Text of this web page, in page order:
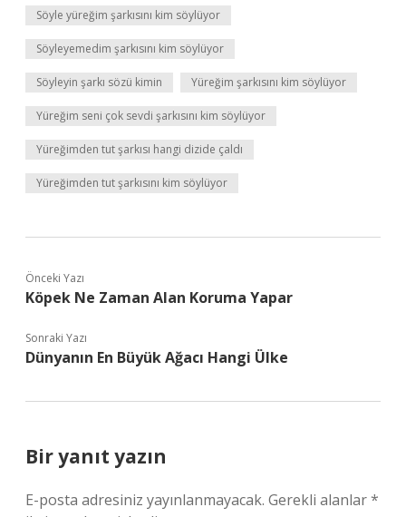
Söyle yüreğim şarkısını kim söylüyor
Söyleyemedim şarkısını kim söylüyor
Söyleyin şarkı sözü kimin Yüreğim şarkısını kim söylüyor
Yüreğim seni çok sevdi şarkısını kim söylüyor
Yüreğimden tut şarkısı hangi dizide çaldı
Yüreğimden tut şarkısını kim söylüyor
Önceki Yazı
Köpek Ne Zaman Alan Koruma Yapar
Sonraki Yazı
Dünyanın En Büyük Ağacı Hangi Ülke
Bir yanıt yazın
E-posta adresiniz yayınlanmayacak. Gerekli alanlar*